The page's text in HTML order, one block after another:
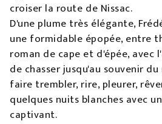
croiser la route de Nissac.
D'une plume très élégante,
une formidable épopée, entre
roman de cape et d'épée, avec
de chasser jusqu'au souvenir
faire trembler, rire, pleurer,
quelques nuits blanches avec
captivant.